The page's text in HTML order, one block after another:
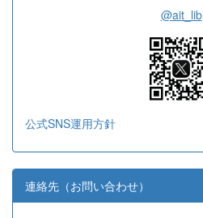
@ait_lib
公式SNS運用方針
連絡先（お問い合わせ）